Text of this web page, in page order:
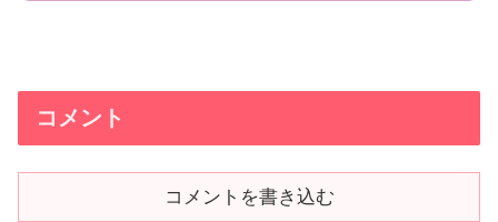
コメント
コメントを書き込む